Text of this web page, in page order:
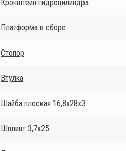
Кронштейн гидроцилиндра
Платформа в сборе
Стопор
Втулка
Шайба плоская 16,8х28х3
Шплинт 3,7х25